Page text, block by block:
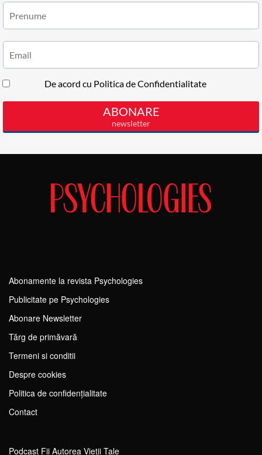
Abonamente la revista Psychologies
Publicitate pe Psychologies
Abonare Newsletter
Tărg de primăvară
Termeni si conditii
Despre cookies
Politica de confidențialitate
Contact
Podcast Fii Autorea Vieții Tale